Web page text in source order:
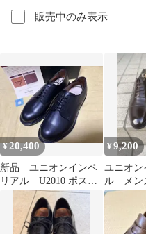
販売中のみ表示
¥20,400
新品 ユニオンインペ
リアル U2010 ポスト
マン シューズ
6.5EEE 黒
¥9,200
ユニオン
ル メン
レートチ